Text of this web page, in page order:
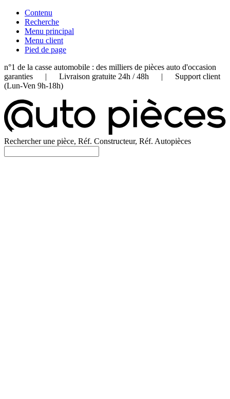
Contenu
Recherche
Menu principal
Menu client
Pied de page
n°1 de la casse automobile : des milliers de pièces auto d'occasion
garanties | Livraison gratuite 24h / 48h | Support client
(Lun-Ven 9h-18h)
Rechercher une pièce, Réf. Constructeur, Réf. Autopièces